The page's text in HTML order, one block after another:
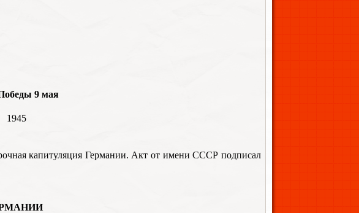
9 мая
1945
капитуляция Германии. Акт от имени СССР подписал